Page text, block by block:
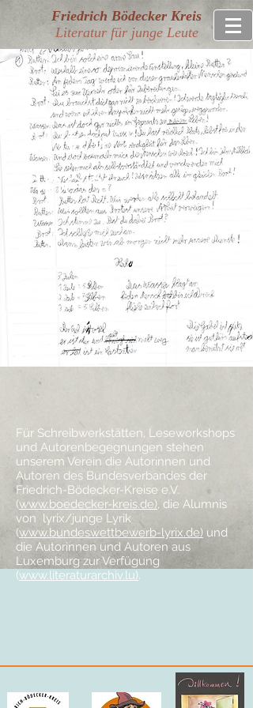
Friedrich Bödecker Kreis
Literatur für junge Leute
Autor*I
nnen
Für Schreibwerkstätten, Leseworkshops
und Autorenbegegnungen stehen
unserem Verein die Autorinnen und
Autoren des Bundesverbandes der
Friedrich-Bödecker-Kreise e.V.
(www.boedecker-kreis.de), die Alumnis
von lyrix/junge Lyrik
(www.bundeswettbewerb-lyrix.de) und
die Autorinnen und Autoren aus
Luxemburg zur Verfügung
(www.literaturarchiv.lu).